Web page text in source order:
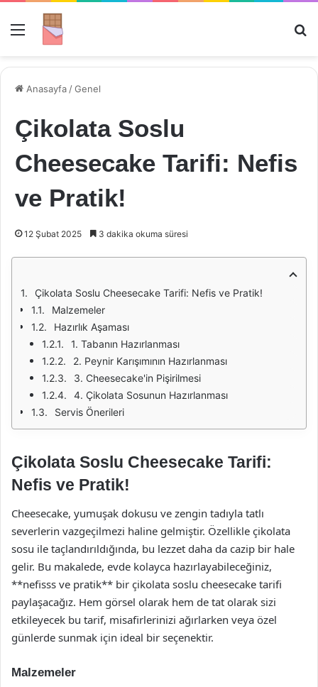
Menü
Anasayfa /Genel
Çikolata Soslu
Cheesecake Tarifi: Nefis
ve Pratik!
12 Şubat 2025 3 dakika okuma süresi
Çikolata Soslu Cheesecake Tarifi: Nefis ve Pratik!
Malzemeler
Hazırlık Aşaması
1. Tabanın Hazırlanması
2. Peynir Karışımının Hazırlanması
3. Cheesecake'in Pişirilmesi
4. Çikolata Sosunun Hazırlanması
Servis Önerileri
Çikolata Soslu Cheesecake Tarifi:
Nefis ve Pratik!
Cheesecake, yumuşak dokusu ve zengin tadıyla tatlı
severlerin vazgeçilmezi haline gelmiştir. Özellikle çikolata
sosu ile taçlandırıldığında, bu lezzet daha da cazip bir hale
gelir. Bu makalede, evde kolayca hazırlayabileceğiniz,
**nefisss ve pratik** bir çikolata soslu cheesecake tarifi
paylaşacağız. Hem görsel olarak hem de tat olarak sizi
etkileyecek bu tarif, misafirlerinizi ağırlarken veya özel
günlerde sunmak için ideal bir seçenektir.
Malzemeler